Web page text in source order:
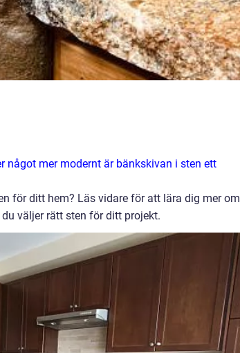
något mer modernt är bänkskivan i sten ett
för ditt hem? Läs vidare för att lära dig mer om
väljer rätt sten för ditt projekt.